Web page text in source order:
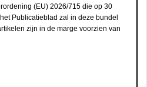
(EU) 2026/715 die op 30
Publicatieblad zal in deze bundel
zijn in de marge voorzien van